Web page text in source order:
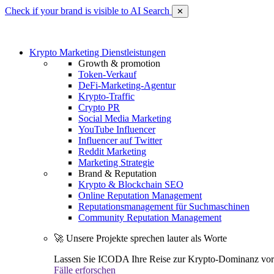
Check if your brand is visible to AI Search ✕
Krypto Marketing Dienstleistungen
Growth & promotion
Token-Verkauf
DeFi-Marketing-Agentur
Krypto-Traffic
Crypto PR
Social Media Marketing
YouTube Influencer
Influencer auf Twitter
Reddit Marketing
Marketing Strategie
Brand & Reputation
Krypto & Blockchain SEO
Online Reputation Management
Reputationsmanagement für Suchmaschinen
Community Reputation Management
🚀 Unsere Projekte sprechen lauter als Worte
Lassen Sie ICODA Ihre Reise zur Krypto-Dominanz
Fälle erforschen